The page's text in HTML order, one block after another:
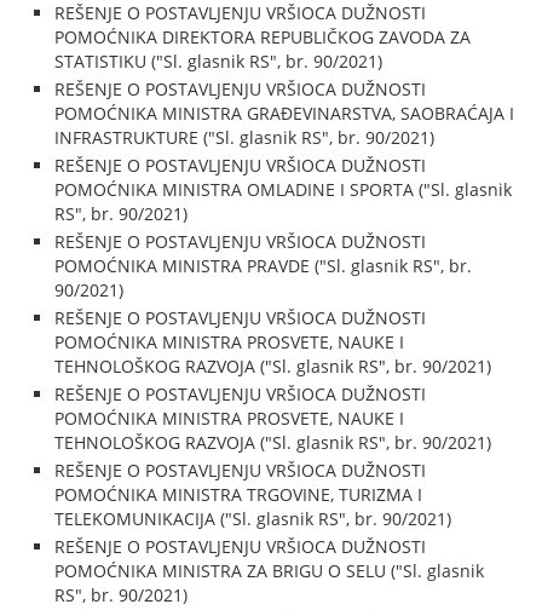
REŠENJE O POSTAVLJENJU VRŠIOCA DUŽNOSTI
POMOĆNIKA DIREKTORA REPUBLIČKOG ZAVODA ZA
STATISTIKU ("Sl. glasnik RS", br. 90/2021)
REŠENJE O POSTAVLJENJU VRŠIOCA DUŽNOSTI
POMOĆNIKA MINISTRA GRAĐEVINARSTVA, SAOBRAĆAJA I
INFRASTRUKTURE ("Sl. glasnik RS", br. 90/2021)
REŠENJE O POSTAVLJENJU VRŠIOCA DUŽNOSTI
POMOĆNIKA MINISTRA OMLADINE I SPORTA ("Sl. glasnik
RS", br. 90/2021)
REŠENJE O POSTAVLJENJU VRŠIOCA DUŽNOSTI
POMOĆNIKA MINISTRA PRAVDE ("Sl. glasnik RS", br.
90/2021)
REŠENJE O POSTAVLJENJU VRŠIOCA DUŽNOSTI
POMOĆNIKA MINISTRA PROSVETE, NAUKE I
TEHNOLOŠKOG RAZVOJA ("Sl. glasnik RS", br. 90/2021)
REŠENJE O POSTAVLJENJU VRŠIOCA DUŽNOSTI
POMOĆNIKA MINISTRA PROSVETE, NAUKE I
TEHNOLOŠKOG RAZVOJA ("Sl. glasnik RS", br. 90/2021)
REŠENJE O POSTAVLJENJU VRŠIOCA DUŽNOSTI
POMOĆNIKA MINISTRA TRGOVINE, TURIZMA I
TELEKOMUNIKACIJA ("Sl. glasnik RS", br. 90/2021)
REŠENJE O POSTAVLJENJU VRŠIOCA DUŽNOSTI
POMOĆNIKA MINISTRA ZA BRIGU O SELU ("Sl. glasnik
RS", br. 90/2021)